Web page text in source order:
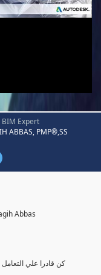
BIM Expert
ABBAS, PMP®,SS
Abbas
كن قادرا علي التعامل